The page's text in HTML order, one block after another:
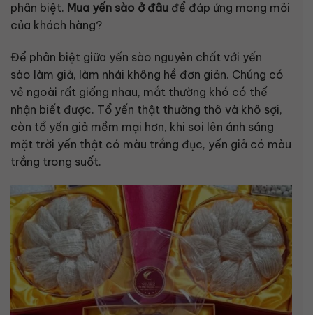
phân biệt. Mua yến sào ở đâu để đáp ứng mong mỏi
của khách hàng?
Để phân biệt giữa yến sào nguyên chất với yến
sào làm giả, làm nhái không hề đơn giản. Chúng có
vẻ ngoài rất giống nhau, mắt thường khó có thể
nhận biết được. Tổ yến thật thường thô và khô sợi,
còn tổ yến giả mềm mại hơn, khi soi lên ánh sáng
mặt trời yến thật có màu trắng đục, yến giả có màu
trắng trong suốt.